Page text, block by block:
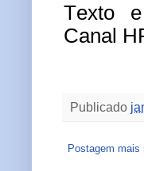
Texto
Canal
Publicado
Postagem mais